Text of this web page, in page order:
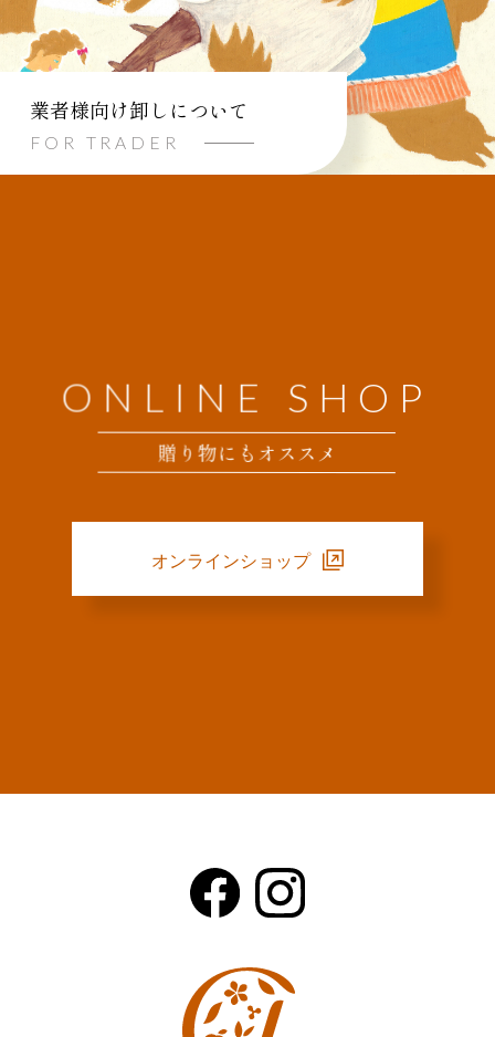
業者様向け卸しについて
FOR TRADER
ONLINE SHOP
贈り物にもオススメ
オンラインショップ